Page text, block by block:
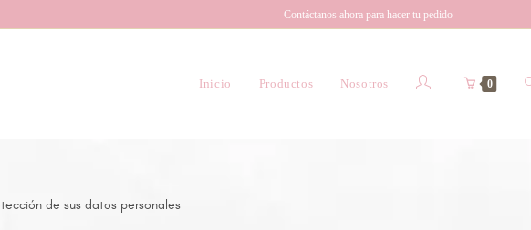
Contáctanos ahora para hacer tu pedido
Inicio Productos Nosotros 0
de sus datos personales